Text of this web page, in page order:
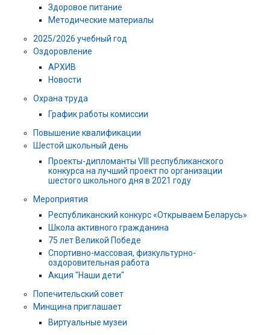
Здоровое питание
Методические материалы
2025/2026 учебный год
Оздоровление
АРХИВ
Новости
Охрана труда
График работы комиссии
Повышение квалификации
Шестой школьный день
Проекты-дипломанты VIII республиканского
конкурса на лучший проект по организации
шестого школьного дня в 2021 году
Мероприятия
Республиканский конкурс «Открываем Беларусь»
Школа активного гражданина
75 лет Великой Победе
Спортивно-массовая, физкультурно-
оздоровительная работа
Акция "Наши дети"
Попечительский совет
Минщина приглашает
Виртуальные музеи